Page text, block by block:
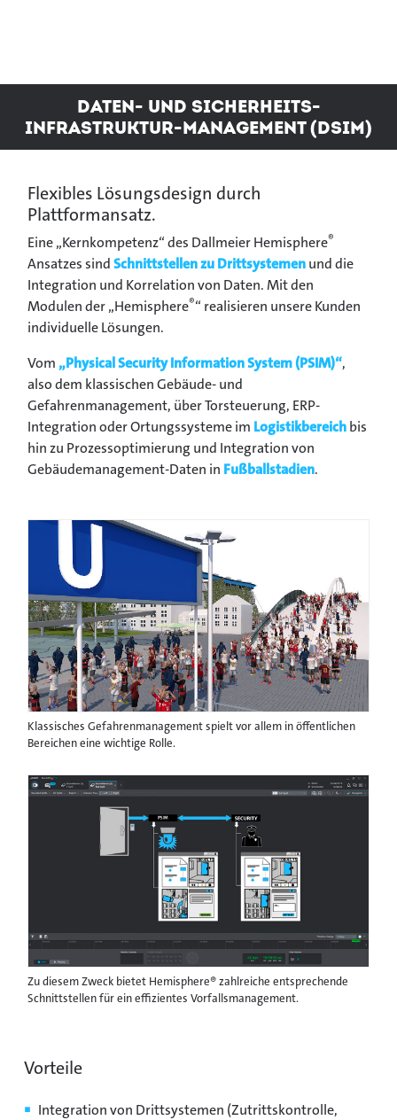
Daten- und Sicherheits-
Infrastruktur-Management (DSIM)
Flexibles Lösungsdesign durch
Plattformansatz.
Eine „Kernkompetenz“ des Dallmeier Hemisphere®
Ansatzes sindSchnittstellen zu Drittsystemenund die
Integration und Korrelation von Daten. Mit den
Modulen der „Hemisphere®“ realisieren unsere Kunden
individuelle Lösungen.
Vom „Physical Security Information System (PSIM)“,
also dem klassischen Gebäude- und
Gefahrenmanagement, über Torsteuerung, ERP-
Integration oder Ortungssysteme im Logistikbereichbis
hin zu Prozessoptimierung und Integration von
Gebäudemanagement-Daten in Fußballstadien.
Klassisches Gefahrenmanagement spielt vor allem in öffentlichen
Bereichen eine wichtige Rolle.
Zu diesem Zweck bietet Hemisphere® zahlreiche entsprechende
Schnittstellen für ein effizientes Vorfallsmanagement.
Vorteile
Integration von Drittsystemen (Zutrittskontrolle,